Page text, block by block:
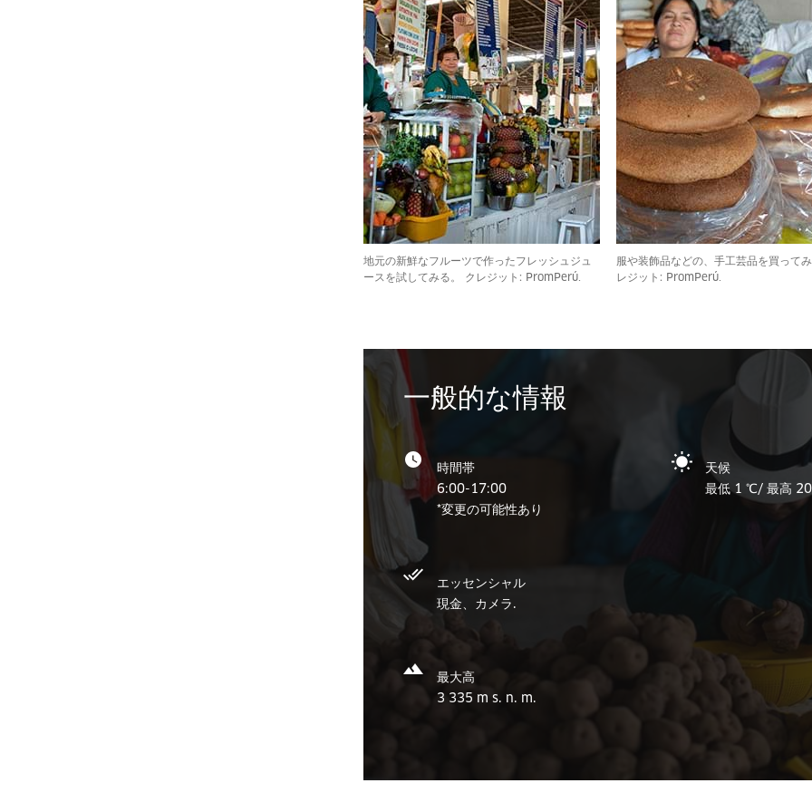
地元の新鮮なフルーツで作ったフレッシュジュ
ースを試してみる。 クレジット: PromPerú.
服や装飾品などの、手工芸品を買って
レジット: PromPerú.
一般的な情報
時間帯
6:00-17:00
*変更の可能性あり
エッセンシャル
現金、カメラ.
最大高
3 335 m s. n. m.
天候
最低 1 ℃/ 最高